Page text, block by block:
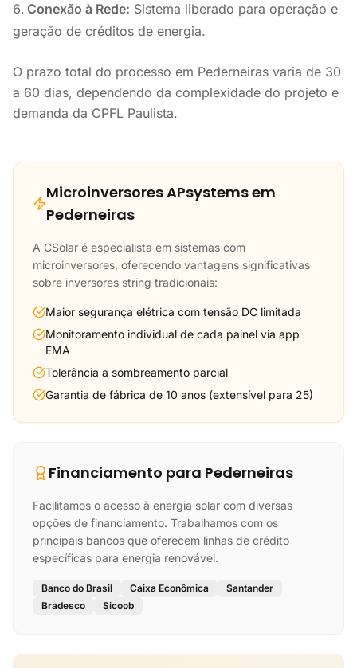
Conexão à Rede: Sistema liberado para operação e
geração de créditos de energia.
O prazo total do processo em Pederneiras varia de 30
a 60 dias, dependendo da complexidade do projeto e
demanda da CPFL Paulista.
Microinversores APsystems em
Pederneiras
A CSolar é especialista em sistemas com
microinversores, oferecendo vantagens significativas
sobre inversores string tradicionais:
Maior segurança elétrica com tensão DC limitada
Monitoramento individual de cada painel via app
EMA
Tolerância a sombreamento parcial
Garantia de fábrica de 10 anos (extensível para 25)
Financiamento para Pederneiras
Facilitamos o acesso à energia solar com diversas
opções de financiamento. Trabalhamos com os
principais bancos que oferecem linhas de crédito
específicas para energia renovável.
Banco do Brasil Caixa Econômica
Santander
Bradesco
Sicoob